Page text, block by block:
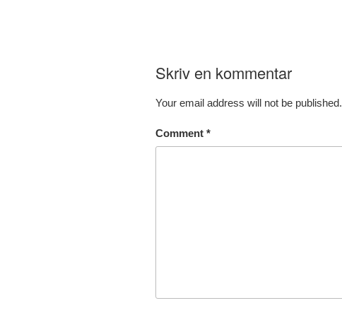
Skriv en kommentar
Your email address will not be published.
Comment *